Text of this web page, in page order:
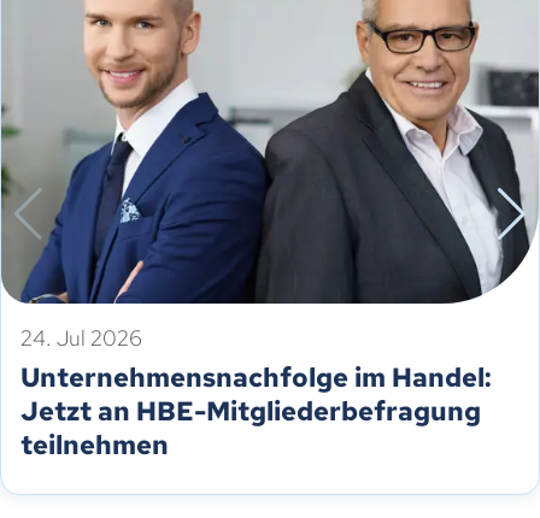
24. Jul 2026
Unternehmensnachfolge im Handel:
Jetzt an HBE-Mitgliederbefragung
teilnehmen